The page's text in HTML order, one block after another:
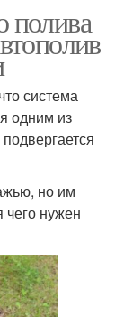
полива
система
одним из
но им
нужен